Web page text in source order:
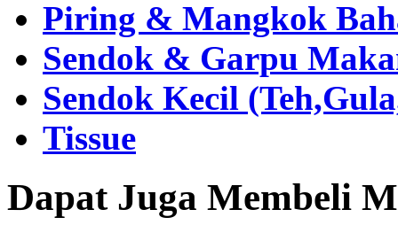
Piring & Mangkok
Sendok & Garpu
Sendok Kecil
Tissue
Dapat Juga Membeli